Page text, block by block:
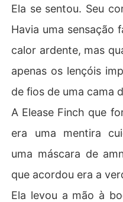
Ela se sentou. Seu
Havia uma sensação
calor ardente, mas
apenas os lençóis
de fios de uma cama
A Elease Finch que
era uma mentira
uma máscara de
que acordou era a
Ela levou a mão à